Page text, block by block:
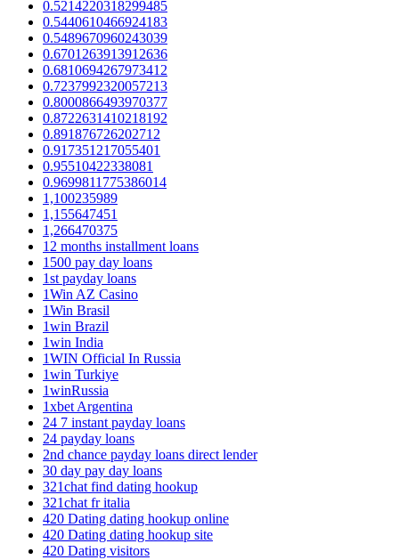
0.5214220318299485
0.5440610466924183
0.5489670960243039
0.6701263913912636
0.6810694267973412
0.7237992320057213
0.8000866493970377
0.8722631410218192
0.891876726202712
0.917351217055401
0.95510422338081
0.9699811775386014
1,100235989
1,155647451
1,266470375
12 months installment loans
1500 pay day loans
1st payday loans
1Win AZ Casino
1Win Brasil
1win Brazil
1win India
1WIN Official In Russia
1win Turkiye
1winRussia
1xbet Argentina
24 7 instant payday loans
24 payday loans
2nd chance payday loans direct lender
30 day pay day loans
321chat find dating hookup
321chat fr italia
420 Dating dating hookup online
420 Dating dating hookup site
420 Dating visitors